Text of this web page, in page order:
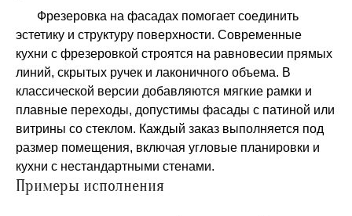
Фрезеровка на фасадах помогает соединить
эстетику и структуру поверхности. Современные
кухни с фрезеровкой строятся на равновесии прямых
линий, скрытых ручек и лаконичного объема. В
классической версии добавляются мягкие рамки и
плавные переходы, допустимы фасады с патиной или
витрины со стеклом. Каждый заказ выполняется под
размер помещения, включая угловые планировки и
кухни с нестандартными стенами.
Примеры исполнения